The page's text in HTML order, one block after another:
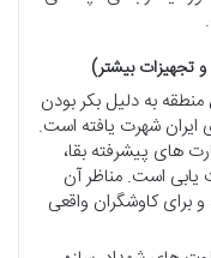
و تجهیزات بیشتر)
منطقه به دلیل بکر بودن
ایران شهرت یافته است.
های پیشرفته بقا،
یابی است. مناظر آن
کاوشگران واقعی